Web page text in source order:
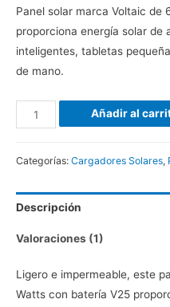
puntuación
Panel solar marca Voltaic de
proporciona energía solar de
inteligentes, tabletas
de mano.
Añadir al
Categorías: Cargadores Solares,
Descripción
Valoraciones (1)
Ligero e impermeable, este
Watts con batería V25